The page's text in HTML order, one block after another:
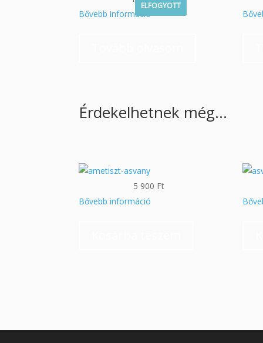
ELFOGYOTT
Bővebb információ
Érdekelhetnek még…
5 900 Ft
Bővebb információ